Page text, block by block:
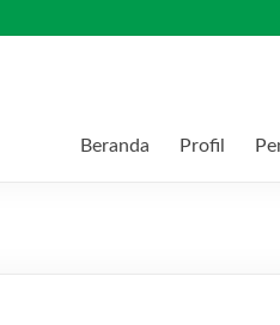
Beranda Profil